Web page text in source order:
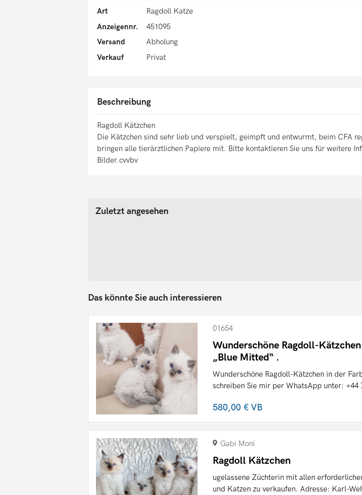
Art
Ragdoll Katze
Anzeigennr.
451095
Versand
Abholung
Verkauf
Privat
Beschreibung
Ragdoll Kätzchen
Die Kätzchen sind sehr lieb und verspielt, geimpft und entwurmt, beim CFA
bringen alle tierärztlichen Papiere mit. Bitte kontaktieren Sie uns für weitere
Bilder.cvvbv
Zuletzt angesehen
Das könnte Sie auch interessieren
01654
Wunderschöne Ragdoll-
„Blue Mitted“ .
Wunderschöne Ragdoll-Kätzchen in der
schreiben Sie mir per WhatsApp unter: +44
580,00 €VB
Gabi Moni
Ragdoll Kätzchen
ugelassene Züchterin mit allen
und Katzen zu verkaufen. Adresse: Karl-